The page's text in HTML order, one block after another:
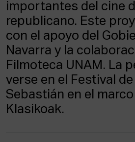
importantes del cine
republicano. Este
con el apoyo del
Navarra y la
Filmoteca UNAM. La
verse en el Festival de
Sebastián en el
Klasikoak.